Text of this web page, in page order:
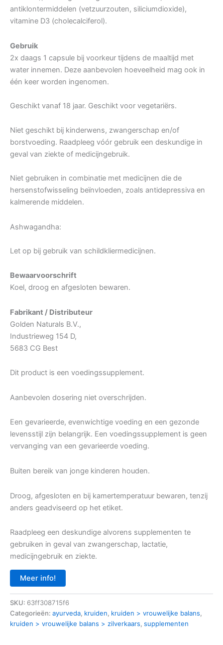
antiklontermiddelen (vetzuurzouten, siliciumdioxide),
vitamine D3 (cholecalciferol).
Gebruik
2x daags 1 capsule bij voorkeur tijdens de maaltijd met
water innemen. Deze aanbevolen hoeveelheid mag ook in
één keer worden ingenomen.
Geschikt vanaf 18 jaar. Geschikt voor vegetariërs.
Niet geschikt bij kinderwens, zwangerschap en/of
borstvoeding. Raadpleeg vóór gebruik een deskundige in
geval van ziekte of medicijngebruik.
Niet gebruiken in combinatie met medicijnen die de
hersenstofwisseling beïnvloeden, zoals antidepressiva en
kalmerende middelen.
Ashwagandha:
Let op bij gebruik van schildkliermedicijnen.
Bewaarvoorschrift
Koel, droog en afgesloten bewaren.
Fabrikant / Distributeur
Golden Naturals B.V.,
Industrieweg 154 D,
5683 CG Best
Dit product is een voedingssupplement.
Aanbevolen dosering niet overschrijden.
Een gevarieerde, evenwichtige voeding en een gezonde
levensstijl zijn belangrijk. Een voedingssupplement is geen
vervanging van een gevarieerde voeding.
Buiten bereik van jonge kinderen houden.
Droog, afgesloten en bij kamertemperatuur bewaren, tenzij
anders geadviseerd op het etiket.
Raadpleeg een deskundige alvorens supplementen te
gebruiken in geval van zwangerschap, lactatie,
medicijngebruik en ziekte.
Meer info!
SKU: 63ff308715f6
Categorieën: ayurveda, kruiden, kruiden > vrouwelijke balans,
kruiden > vrouwelijke balans > zilverkaars, supplementen